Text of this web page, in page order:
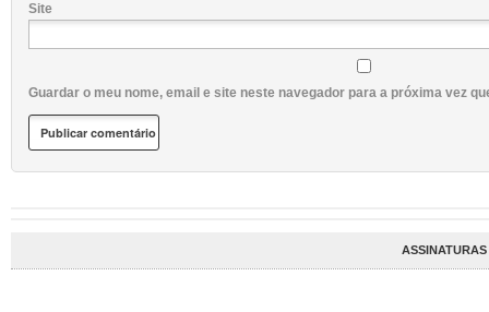
Site
Guardar o meu nome, email e site neste navegador para a próxima vez
ASSINATURAS